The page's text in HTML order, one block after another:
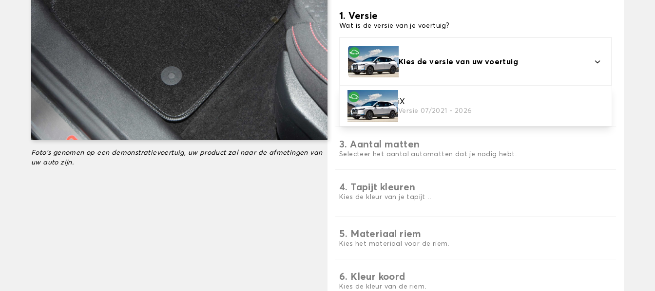
Foto's genomen op een demonstratievoertuig, uw product zal naar de afmetingen van
uw auto zijn.
1. Versie
Wat is de versie van je voertuig?
Kies de versie van uw voertuig
iX
Versie 07/2021 - 2026
2. Materiaal
Kies het materiaal van uw automatten
3. Aantal matten
Selecteer het aantal automatten dat je nodig hebt.
4. Tapijt kleuren
Kies de kleur van je tapijt ..
5. Materiaal riem
Kies het materiaal voor de riem.
6. Kleur koord
Kies de kleur van de riem.